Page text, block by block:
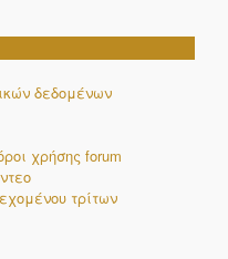
δεδομένων
χρήσης forum
τρίτων